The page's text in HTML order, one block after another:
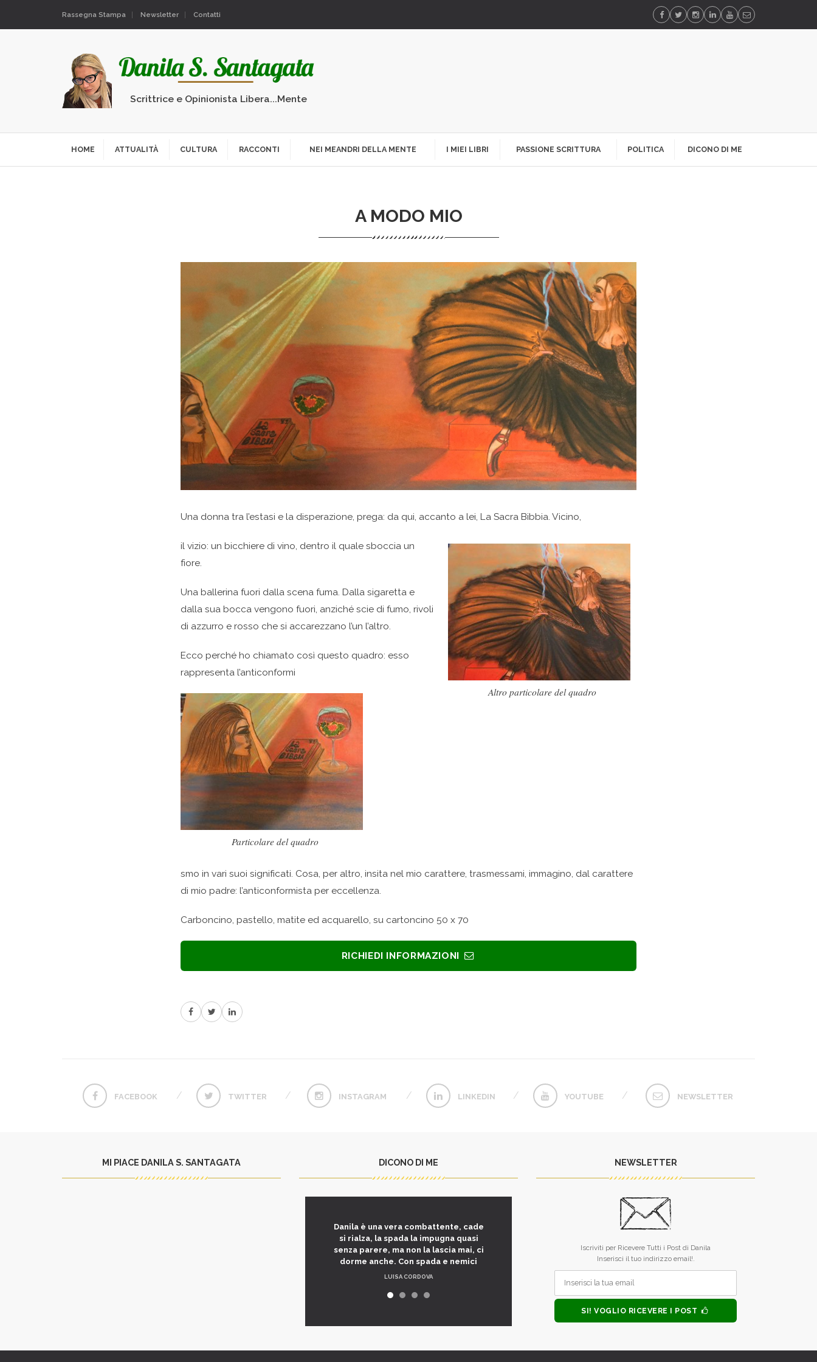
Rassegna Stampa Newsletter Contatti
Scrittrice e Opinionista Libera...Mente
HOME ATTUALITÀ CULTURA RACCONTI NEI MEANDRI DELLA MENTE I MIEI LIBRI PASSIONE SCRITTURA POLITICA DICONO DI ME
A MODO MIO
Una donna tra l’estasi e la disperazione, prega: da qui, accanto a lei, La Sacra Bibbia. Vicino,
Altro particolare del quadro
il vizio: un bicchiere di vino, dentro il quale sboccia un
fiore.
Una ballerina fuori dalla scena fuma. Dalla sigaretta e
dalla sua bocca vengono fuori, anziché scie di fumo, rivoli
di azzurro e rosso che si accarezzano l’un l’altro.
Ecco perché ho chiamato così questo quadro: esso
rappresenta l’anticonformi
Particolare del quadro
smo in vari suoi significati. Cosa, per altro, insita nel mio carattere, trasmessami, immagino, dal carattere
di mio padre: l’anticonformista per eccellenza.
Carboncino, pastello, matite ed acquarello, su cartoncino 50 x 70
RICHIEDI INFORMAZIONI
FACEBOOK TWITTER INSTAGRAM LINKEDIN YOUTUBE NEWSLETTER
MI PIACE DANILA S. SANTAGATA DICONO DI ME
Danila è una vera combattente, cade
si rialza, la spada la impugna quasi
senza parere, ma non la lascia mai, ci
dorme anche. Con spada e nemici
LUISA CORDOVA
L’unico difetto dei tuoi libri è che
MONICA ALLEGRUCCI
NEWSLETTER
Iscriviti per Ricevere Tutti i Post di Danila
Inserisci il tuo indirizzo email!.
SI! VOGLIO RICEVERE I POST